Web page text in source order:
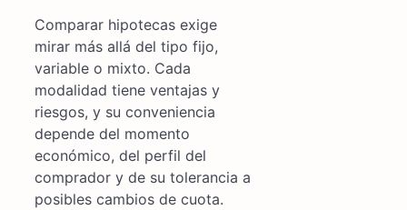
Comparar hipotecas exige
mirar más allá del tipo fijo,
variable o mixto. Cada
modalidad tiene ventajas y
riesgos, y su conveniencia
depende del momento
económico, del perfil del
comprador y de su tolerancia a
posibles cambios de cuota.